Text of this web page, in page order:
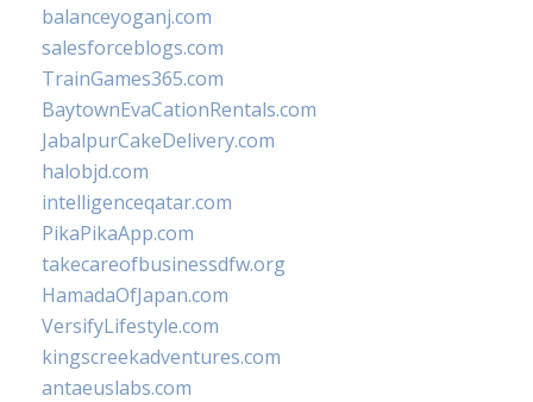
balanceyoganj.com
salesforceblogs.com
TrainGames365.com
BaytownEvaCationRentals.com
JabalpurCakeDelivery.com
halobjd.com
intelligenceqatar.com
PikaPikaApp.com
takecareofbusinessdfw.org
HamadaOfJapan.com
VersifyLifestyle.com
kingscreekadventures.com
antaeuslabs.com